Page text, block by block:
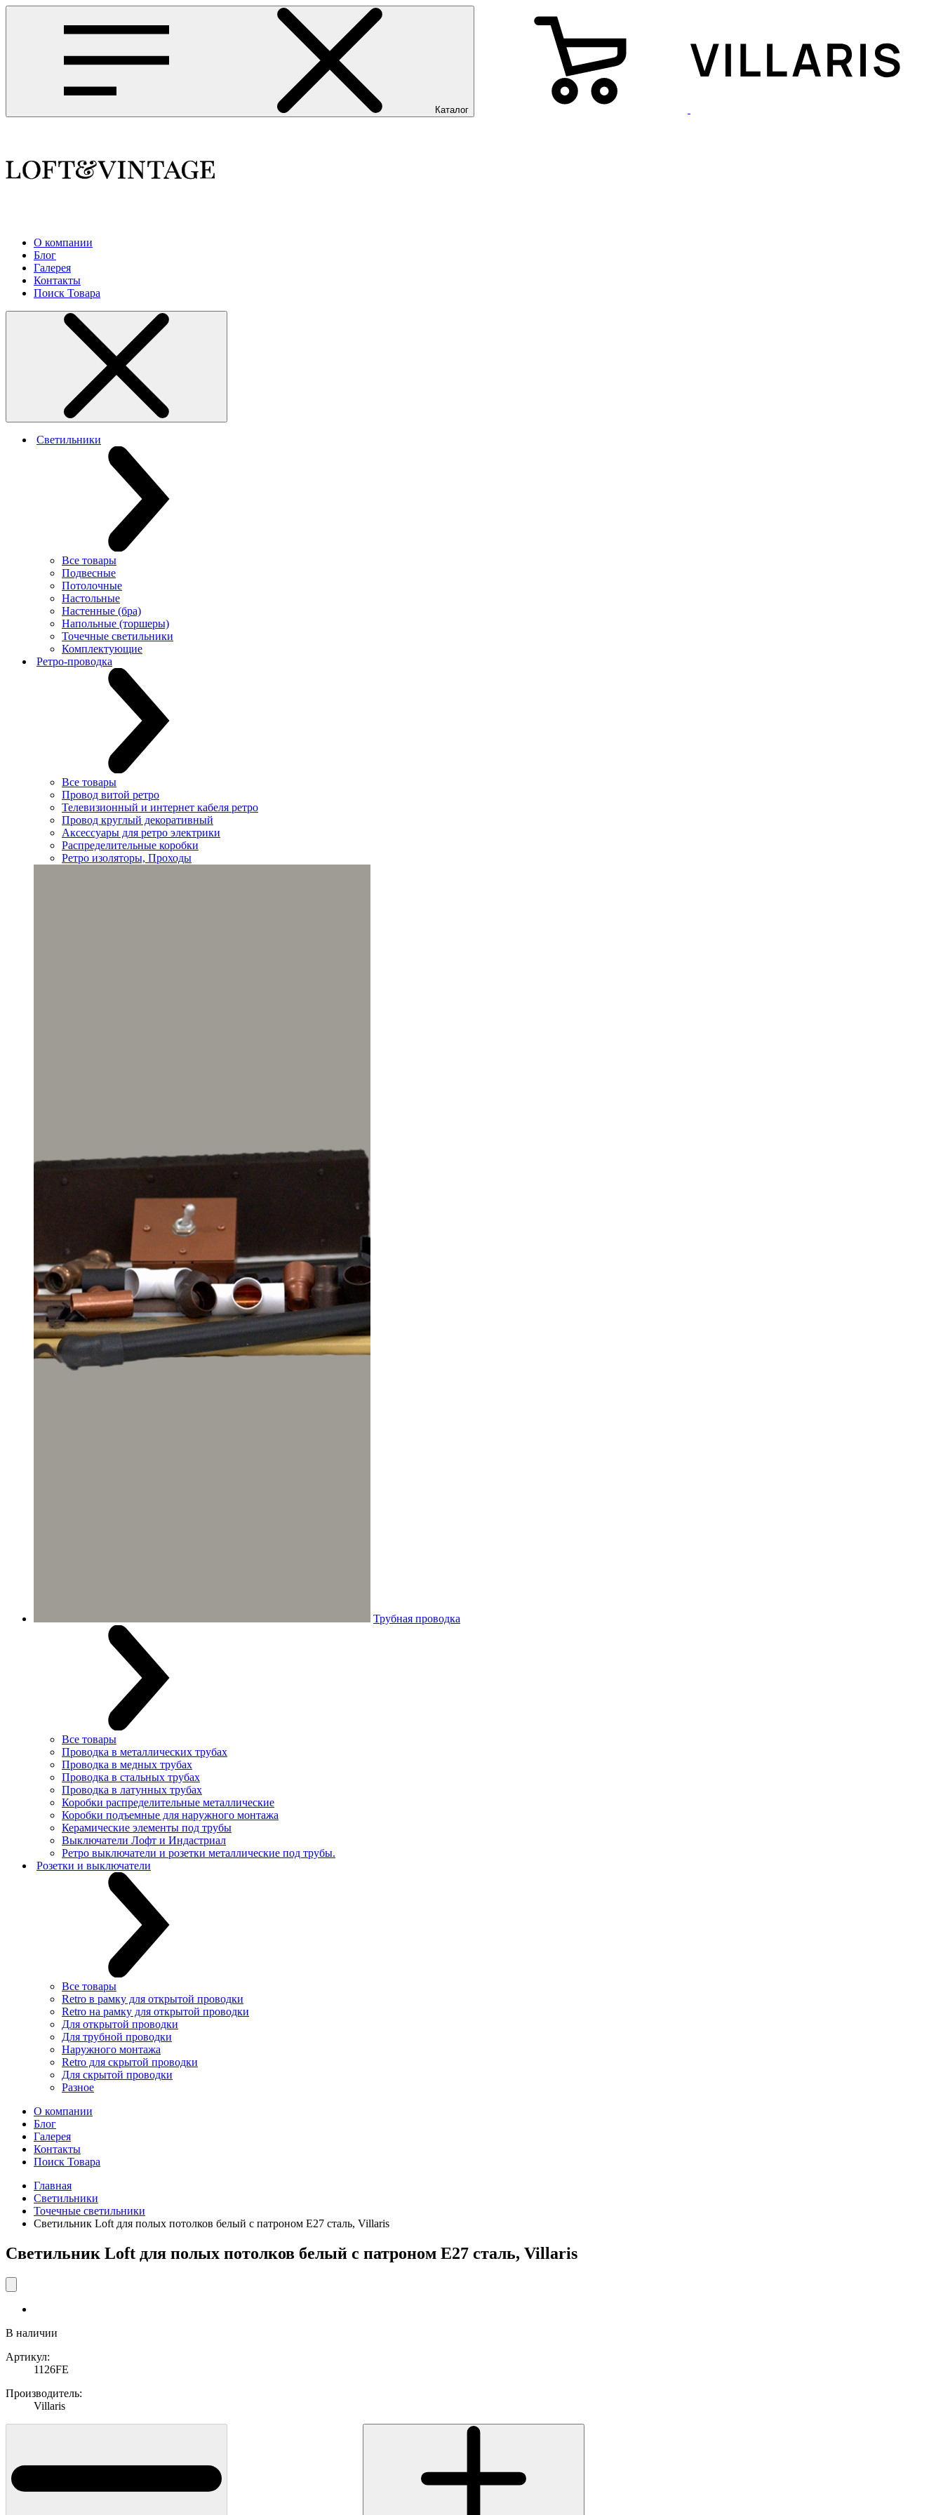
Каталог
О компании
Блог
Галерея
Контакты
Поиск Товара
Светильники
Все товары
Подвесные
Потолочные
Настольные
Настенные (бра)
Напольные (торшеры)
Точечные светильники
Комплектующие
Ретро-проводка
Все товары
Провод витой ретро
Телевизионный и интернет кабеля ретро
Провод круглый декоративный
Аксессуары для ретро электрики
Распределительные коробки
Ретро изоляторы, Проходы
Трубная проводка
Все товары
Проводка в металлических трубах
Проводка в медных трубах
Проводка в стальных трубах
Проводка в латунных трубах
Коробки распределительные металлические
Коробки подъемные для наружного монтажа
Керамические элементы под трубы
Выключатели Лофт и Индастриал
Ретро выключатели и розетки металлические под трубы.
Розетки и выключатели
Все товары
Retro в рамку для открытой проводки
Retro на рамку для открытой проводки
Для открытой проводки
Для трубной проводки
Наружного монтажа
Retro для скрытой проводки
Для скрытой проводки
Разное
О компании
Блог
Галерея
Контакты
Поиск Товара
Главная
Светильники
Точечные светильники
Светильник Loft для полых потолков белый с патроном E27 сталь, Villaris
Светильник Loft для полых потолков белый с патроном E27 сталь, Villaris
В наличии
Артикул:
1126FE
Производитель:
Villaris